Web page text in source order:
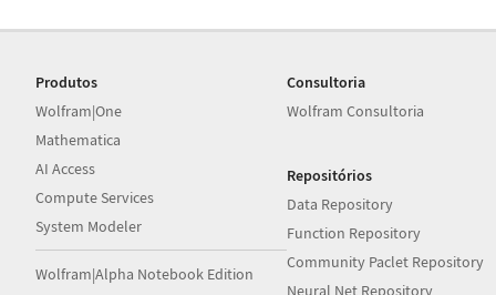
Produtos
Wolfram|One
Mathematica
AI Access
Compute Services
System Modeler
Wolfram|Alpha Notebook Edition
Consultoria
Wolfram Consultoria
Repositórios
Data Repository
Function Repository
Community Paclet Repository
Neural Net Repository